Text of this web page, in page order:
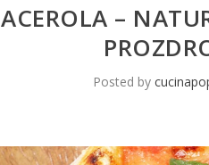
ACEROLA –
Posted by